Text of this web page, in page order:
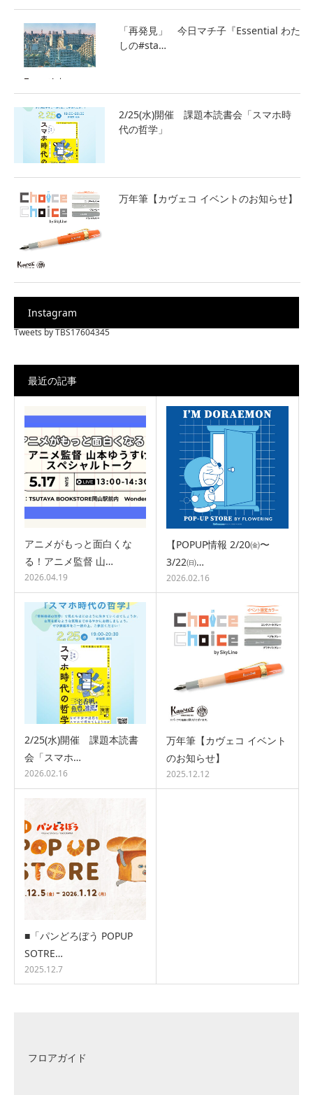
「再発見」 今日マチ子『Essential わた
しの#sta…
2/25(水)開催 課題本読書会「スマホ時
代の哲学」
万年筆【カヴェコ イベントのお知らせ】
Instagram
Tweets by TBS17604345
最近の記事
アニメがもっと面白くな
る！アニメ監督 山…
2026.04.19
【POPUP情報 2/20㈮〜
3/22㈰…
2026.02.16
2/25(水)開催 課題本読書
会「スマホ…
2026.02.16
万年筆【カヴェコ イベント
のお知らせ】
2025.12.12
■「パンどろぼう POPUP
SOTRE…
2025.12.7
フロアガイド